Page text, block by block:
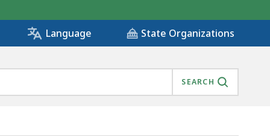
Language State Organizations
SEARCH